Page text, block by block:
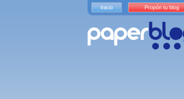
Inicio Propón tu blog